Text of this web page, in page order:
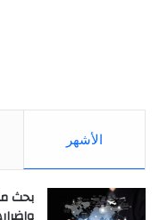
الأشهر
بحث